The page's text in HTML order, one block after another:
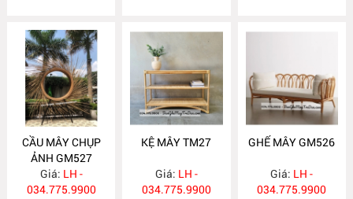
CẦU MÂY CHỤP
ẢNH GM527
Giá: LH -
034.775.9900
KỆ MÂY TM27
Giá: LH -
034.775.9900
GHẾ MÂY GM526
Giá: LH -
034.775.9900